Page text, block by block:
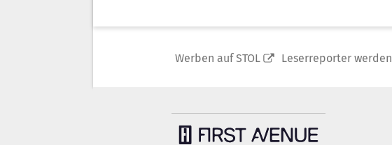
Werben auf STOL Leserreporter werden